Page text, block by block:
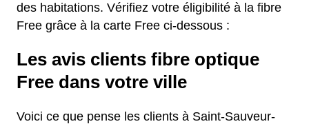
des habitations. Vérifiez votre éligibilité à la fibre
Free grâce à la carte Free ci-dessous :
Les avis clients fibre optique
Free dans votre ville
Voici ce que pense les clients à Saint-Sauveur-